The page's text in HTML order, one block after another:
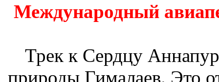
Международный
Трек к Сердцу
природы Гималаев. Это